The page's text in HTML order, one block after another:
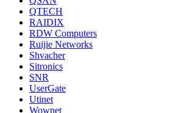
QTECH
RAIDIX
RDW Computers
Ruijie Networks
Shvacher
Sitronics
SNR
UserGate
Utinet
Wownet